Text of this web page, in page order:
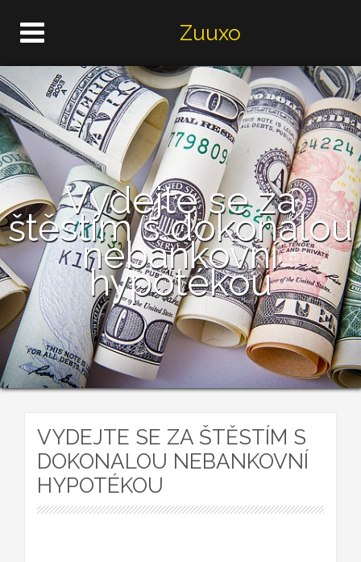
Zuuxo
Vydejte se za
štěstím s dokonalou
nebankovní
hypotékou
VYDEJTE SE ZA ŠTĚSTÍM S
DOKONALOU NEBANKOVNÍ
HYPOTÉKOU